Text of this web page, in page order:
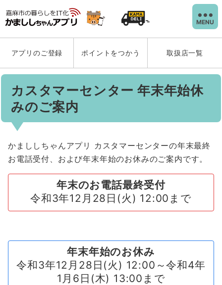
MENU
アプリのご登録 ポイントをつかう 取扱店一覧
カスタマーセンター 年末年始休
みのご案内
かまししちゃんアプリ カスタマーセンターの年末最終
お電話受付、および年末年始のお休みのご案内です。
年末のお電話最終受付
令和3年12月28日(火) 12:00まで
年末年始のお休み
令和3年12月28日(火) 12:00～令和4年
1月6日(木) 13:00まで